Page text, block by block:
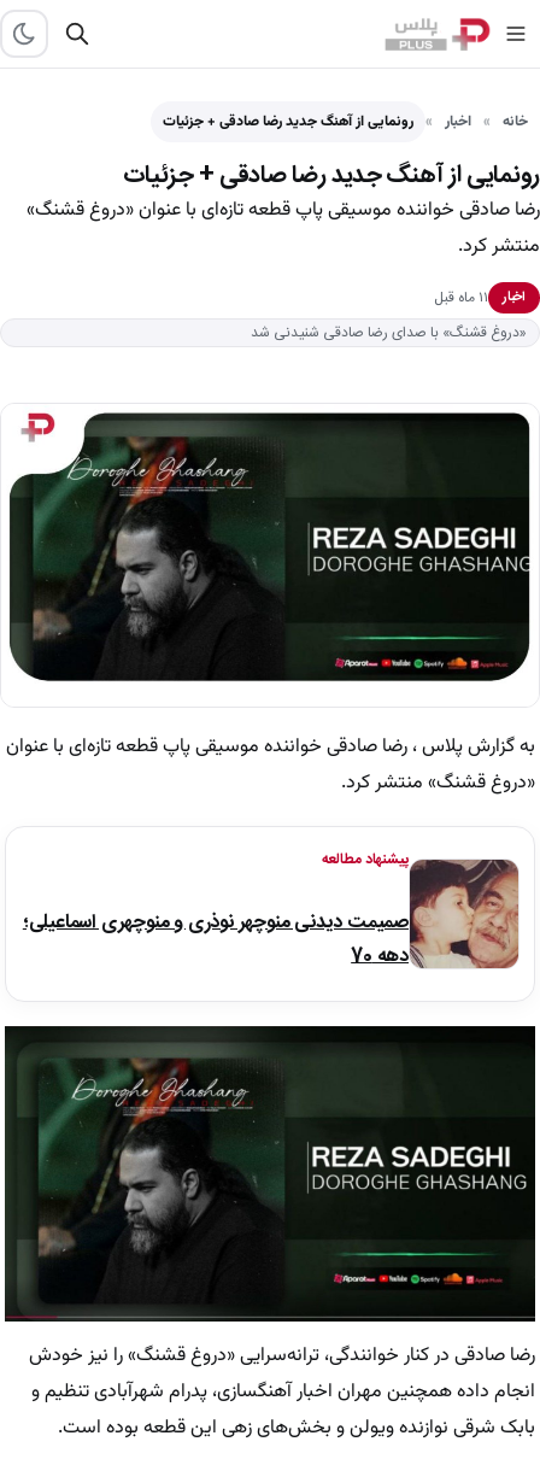
خانه اخبار رونمایی از آهنگ جدید رضا صادقی + جزئیات
رونمایی از آهنگ جدید رضا صادقی + جزئیات
رضا صادقی خواننده موسیقی پاپ قطعه تازه‌ای با عنوان «دروغ قشنگ»
منتشر کرد.
اخبار
۱۱ ماه قبل
«دروغ قشنگ» با صدای رضا صادقی شنیدنی شد
به گزارش پلاس ، رضا صادقی خواننده موسیقی پاپ قطعه تازه‌ای با عنوان
«دروغ قشنگ» منتشر کرد.
پیشنهاد مطالعه
صمیمت دیدنی منوچهر نوذری و منوچهری اسماعیلی؛
دهه 70
رضا صاد‌قی در کنار خوانندگی، ترانه‌سرایی «دروغ قشنگ» را نیز خودش
انجام داده همچنین مهران اخبار آهنگسازی، پدرام شهرآبادی تنظیم و
بابک شرقی نوازنده ویولن و بخش‌های زهی این قطعه بوده است.